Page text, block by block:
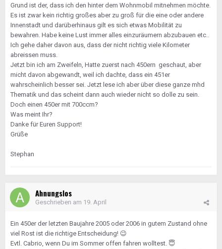
Grund ist der, dass ich den hinter dem Wohnmobil mitnehmen möchte.
Es ist zwar kein richtig großes aber zu groß für die eine oder andere
Innenstadt und darüberhinaus gilt es sich etwas Mobilität zu
bewahren. Habe keine Lust immer alles einzuräumern abzubauen etc..
Ich gehe daher davon aus, dass der nicht richtig viele Kilometer
abreissen muss.
Jetzt bin ich am Zweifeln, Hatte zuerst nach 450ern geschaut, aber
micht davon abgewandt, weil ich dachte, dass ein 451er
wahrscheinlich besser sei. Jetzt lese ich aber über diese ganze mhd
Thematik und das scheint dann auch wieder nicht so dolle zu sein.
Doch einen 450er mit 700ccm?
Was meint Ihr?
Danke für Euren Support!
Grüße
Stephan
Ahnungslos
Geschrieben am 19. April
Ein 450er der letzten Baujahre 2005 oder 2006 in gutem Zustand ohne
viel Rost ist die richtige Entscheidung! 😉
Evtl. Cabrio, wenn Du im Sommer offen fahren wolltest. 😇